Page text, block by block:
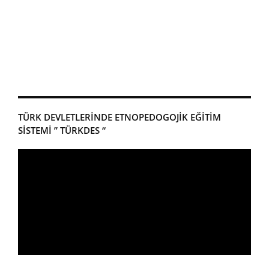
TÜRK DEVLETLERİNDE ETNOPEDOGOJİK EĞİTİM
SİSTEMİ ” TÜRKDES “